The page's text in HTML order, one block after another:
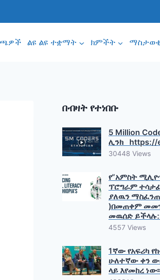
ልዩ ልዩ ተቋማት ክምችት
በብዛት የተነበቡ
5 Million
ሊንክ https://
30448 Views
የ”አምስት
ፕሮግራም
ያለዉን
)በመጠቀም
መዉሰድ
4557 Views
1ኛው የአፍሪካ
ሁለተኛው ቀን
ላይ እየመከረ